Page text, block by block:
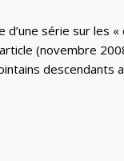
d’une série sur les
(novembre
descendants